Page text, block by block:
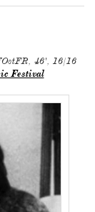
46', 16/16
Festival